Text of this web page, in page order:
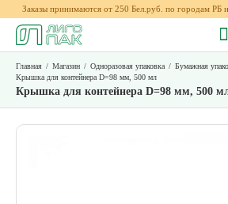
Заказы принимаются от 250 Бел.руб. по городам РБ
Главная / Магазин / Одноразовая упаковка / Бумажная
Крышка для контейнера D=98 мм, 500 мл
Крышка для контейнера D=98 мм, 500